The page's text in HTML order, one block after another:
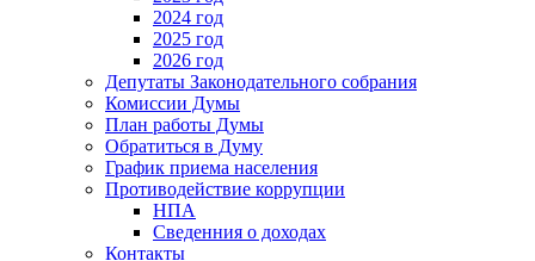
2024 год
2025 год
2026 год
Депутаты Законодательного собрания
Комиссии Думы
План работы Думы
Обратиться в Думу
График приема населения
Противодействие коррупции
НПА
Сведенния о доходах
Контакты